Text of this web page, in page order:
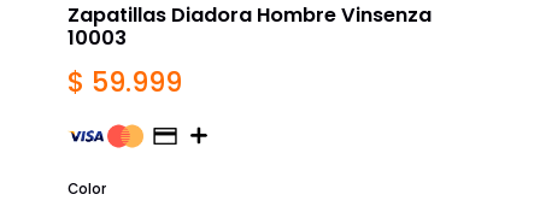
Zapatillas Diadora Hombre Vinsenza
10003
$ 59.999
Color